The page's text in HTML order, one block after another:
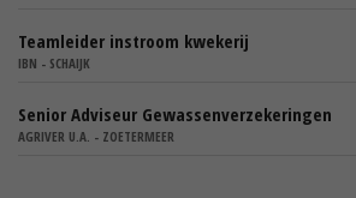
Teamleider instroom kwekerij
IBN - SCHAIJK
Senior Adviseur Gewassenverzekeringen
AGRIVER U.A. - ZOETERMEER